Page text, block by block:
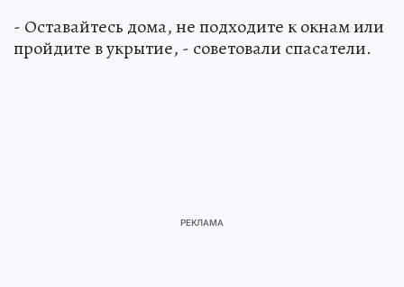
- Оставайтесь дома, не подходите к окнам или
пройдите в укрытие, - советовали спасатели.